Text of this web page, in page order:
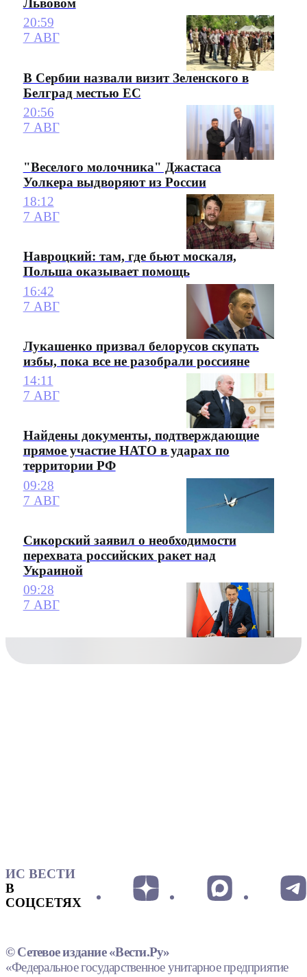
Львовом
20:59
7 АВГ
В Сербии назвали визит Зеленского в
Белград местью ЕС
20:56
7 АВГ
"Веселого молочника" Джастаса
Уолкера выдворяют из России
18:12
7 АВГ
Навроцкий: там, где бьют москаля,
Польша оказывает помощь
16:42
7 АВГ
Лукашенко призвал белорусов скупать
избы, пока все не разобрали россияне
14:11
7 АВГ
Найдены документы, подтверждающие
прямое участие НАТО в ударах по
территории РФ
09:28
7 АВГ
Сикорский заявил о необходимости
перехвата российских ракет над
Украиной
09:28
7 АВГ
ИС ВЕСТИ
В
СОЦСЕТЯХ
© Сетевое издание «Вести.Ру»
«Федеральное государственное унитарное предприятие